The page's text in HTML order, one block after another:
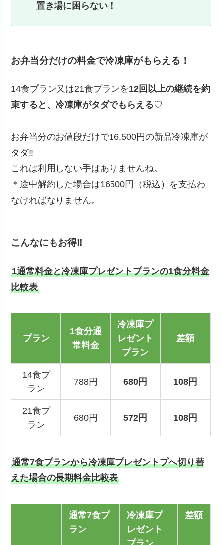
置き場に困らない！
お弁当分だけの料金で冷凍庫がもらえる！
14食プラン又は21食プランを12回以上の継続を約
束すると、冷凍庫がタダでもらえる♡
お弁当分のお値段だけで16,500円の新品冷凍庫が
タダ‼
これは利用しない手はありませんね。
＊途中解約した場合は16500円（税込）を支払わ
なければなりません。
こんなにもお得‼
1通常料金と冷凍庫プレゼントプランの1食分料金
比較表
プラン
1食分通
常料金
冷凍庫プ
レゼント
プラン
差額
14食プ
ラン
788円 680円 108円
21食プ
ラン
680円 572円 108円
通常7食プランから冷凍庫プレゼントプへ切り替
えた場合の長期料金比較表
通常7食プ
ラン
冷凍庫プ
レゼント
プラン
差額